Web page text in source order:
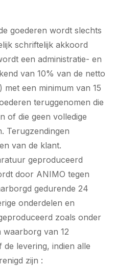
goederen wordt slechts
schriftelijk akkoord
een administratie- en
van 10% van de netto
een minimum van 15
teruggenomen die
of die geen volledige
Terugzendingen
van de klant.
geproduceerd
door ANIMO tegen
gedurende 24
onderdelen en
zoals onder
waarborg van 12
levering, indien alle
zijn :